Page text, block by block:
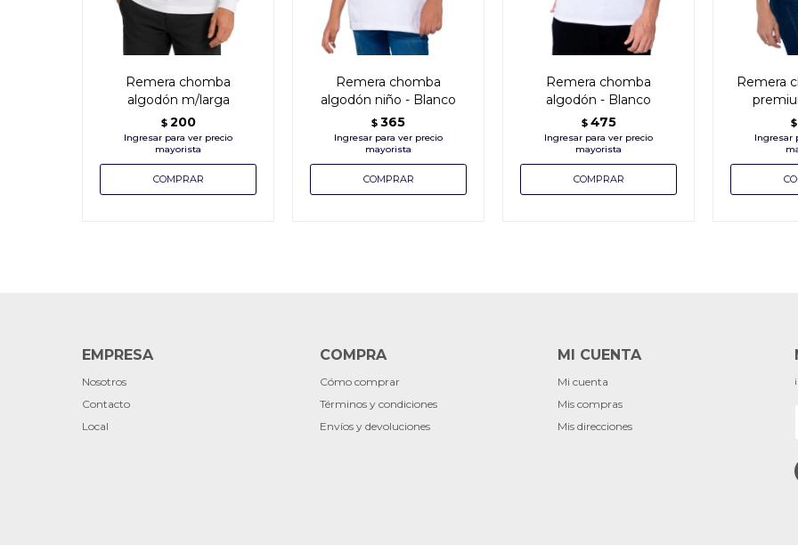
Remera chomba
algodón m/larga
$ 200
Remera chomba
algodón niño - Blanco
$ 365
Remera chomba
algodón - Blanco
$ 475
Remera
$
EMPRESA
Nosotros
Contacto
Local
COMPRA
Cómo comprar
Términos y condiciones
Envíos y devoluciones
MI CUENTA
Mi cuenta
Mis compras
Mis direcciones